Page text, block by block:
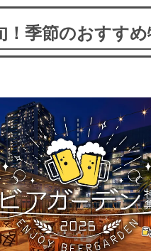
！季節のおすす